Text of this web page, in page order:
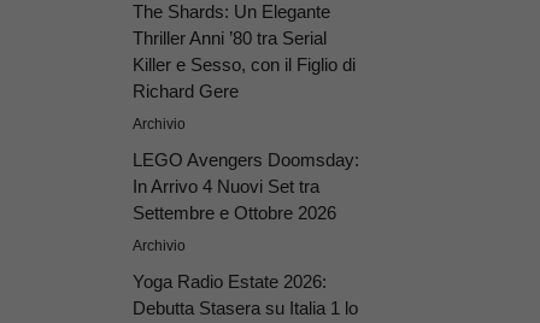
The Shards: Un Elegante
Thriller Anni ’80 tra Serial
Killer e Sesso, con il Figlio di
Richard Gere
Archivio
LEGO Avengers Doomsday:
In Arrivo 4 Nuovi Set tra
Settembre e Ottobre 2026
Archivio
Yoga Radio Estate 2026:
Debutta Stasera su Italia 1 lo